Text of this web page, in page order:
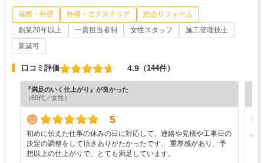
屋根・外壁 外構・エクステリア
総合リフォーム
創業20年以上
一貫担当者制 女性スタッフ
施工管理技士
新築可
口コミ評価 4.9 （144件）
『満足のいく仕上がり』が良かった
（60代／女性）
5
初めに伝えた仕事の休みの日に対応して、連絡や見積や工事日の
決定の調整をして頂きありがたかったです。 重厚感があり、予
想以上の仕上がりで、とても満足しています。
あ